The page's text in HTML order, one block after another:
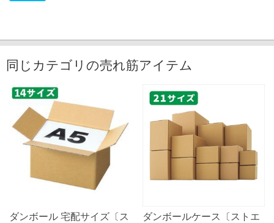
同じカテゴリの売れ筋アイテム
ダンボール 宅配サイズ〔ス ダンボールケース〔ストエ